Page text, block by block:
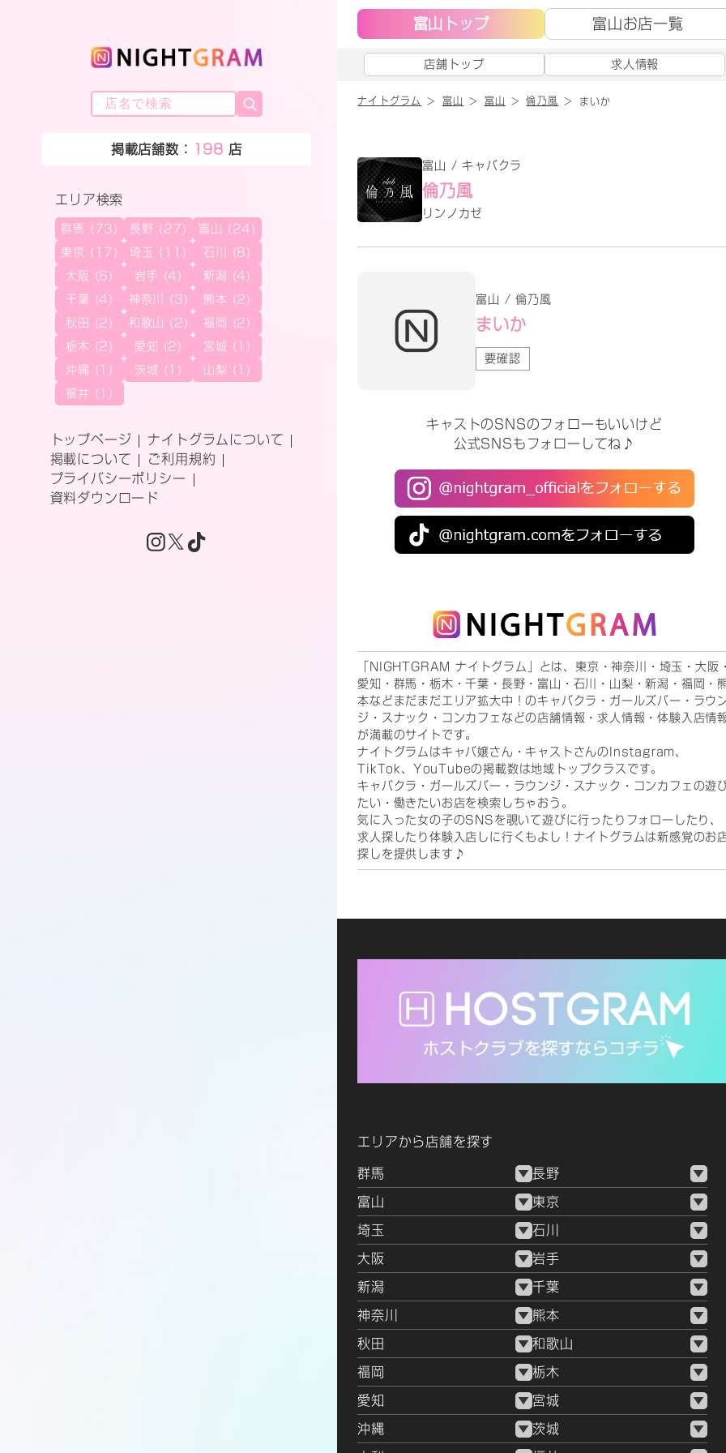
掲載店舗数： 198 店
エリア検索
群馬 (73) 長野 (27) 富山 (24)
東京 (17) 埼玉 (11) 石川 (8)
大阪 (6) 岩手 (4) 新潟 (4)
千葉 (4) 神奈川 (3) 熊本 (2)
秋田 (2) 和歌山 (2) 福岡 (2)
栃木 (2) 愛知 (2) 宮城 (1)
沖縄 (1) 茨城 (1) 山梨 (1)
福井 (1)
トップページ
ナイトグラムについて
掲載について
ご利用規約
プライバシーポリシー
資料ダウンロード
富山トップ 富山お店一覧
店舗トップ 求人情報
ナイトグラム 富山 富山 倫乃風 まいか
富山 / キャバクラ
倫乃風
リンノカゼ
富山 / 倫乃風
まいか
要確認
キャストのSNSのフォローもいいけど
公式SNSもフォローしてね♪
「NIGHTGRAM ナイトグラム」とは、東京・神奈川・埼玉・大阪
愛知・群馬・栃木・千葉・長野・富山・石川・山梨・新潟・福岡・
本などまだまだエリア拡大中！のキャバクラ・ガールズバー・ラウ
ジ・スナック・コンカフェなどの店舗情報・求人情報・体験入店情
が満載のサイトです。
ナイトグラムはキャバ嬢さん・キャストさんのInstagram、
TikTok、YouTubeの掲載数は地域トップクラスです。
キャバクラ・ガールズバー・ラウンジ・スナック・コンカフェの遊
たい・働きたいお店を検索しちゃおう。
気に入った女の子のSNSを覗いて遊びに行ったりフォローしたり、
求人探したり体験入店しに行くもよし！ナイトグラムは新感覚のお
探しを提供します♪
エリアから店舗を探す
群馬 長野
富山 東京
埼玉 石川
大阪 岩手
新潟 千葉
神奈川 熊本
秋田 和歌山
福岡 栃木
愛知 宮城
沖縄 茨城